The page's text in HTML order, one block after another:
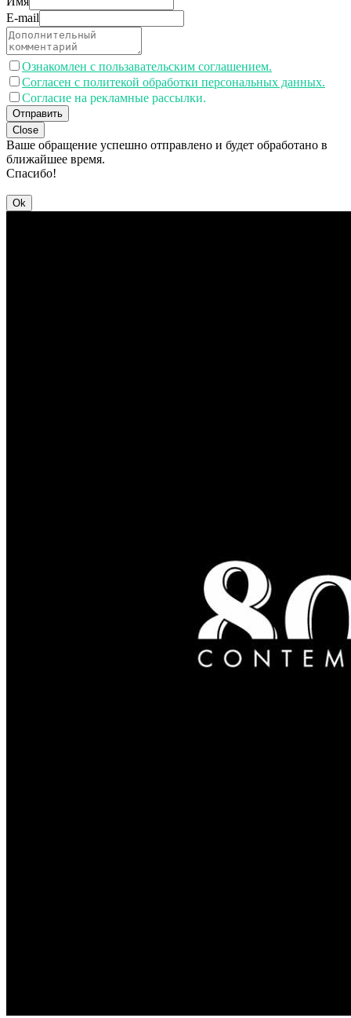
E-mail
Ознакомлен с пользавательским соглашением.
Согласен с политекой обработки персональных данных.
Согласие на рекламные рассылки.
Отправить
Close
Ваше обращение успешно отправлено и будет обработано в
ближайшее время.
Спасибо!
Ok